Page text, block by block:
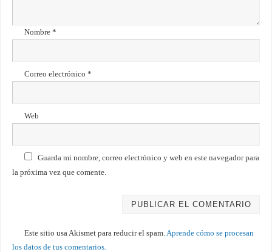
Nombre *
Correo electrónico *
Web
Guarda mi nombre, correo electrónico y web en este navegador para
la próxima vez que comente.
Este sitio usa Akismet para reducir el spam. Aprende cómo se procesan
los datos de tus comentarios.